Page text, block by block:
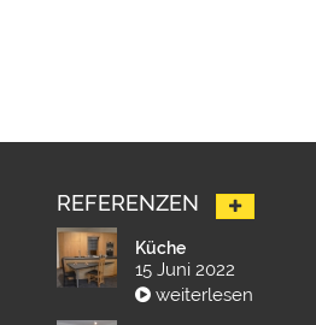
REFERENZEN
Küche
15 Juni 2022
weiterlesen